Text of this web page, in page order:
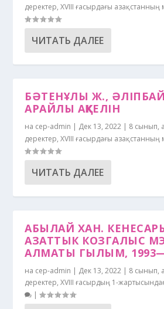
деректер,ХVІІІ ғасырдағы Қазақстанның
ЧИТАТЬ ДАЛЕЕ
БӘТЕНҰЛЫ Ж.,
АРАЙЛЫ АҚКЕЛІН
на cep-admin | Дек 13, 2022 | 8 сынып,
деректер,ХVІІІ ғасырдағы Қазақстанның
ЧИТАТЬ ДАЛЕЕ
АБЫЛАЙ ХАН.
АЗАТТЫК КОЗГАЛЫС
АЛМАТЫ ГЫЛЫМ,
на cep-admin | Дек 13, 2022 | 8 сынып,
деректер,ХVIII ғасырдың 1-
|